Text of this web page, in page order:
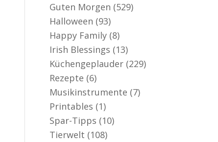
Guten Morgen (529)
Halloween (93)
Happy Family (8)
Irish Blessings (13)
Küchengeplauder (229)
Rezepte (6)
Musikinstrumente (7)
Printables (1)
Spar-Tipps (10)
Tierwelt (108)